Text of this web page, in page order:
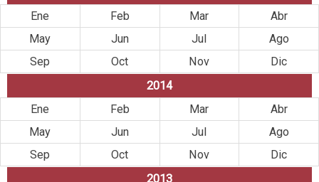
Ene
Feb Mar
Abr
May
Jun Jul
Ago
Sep
Oct Nov
Dic
2014
Ene
Feb Mar
Abr
May
Jun Jul
Ago
Sep
Oct Nov
Dic
2013